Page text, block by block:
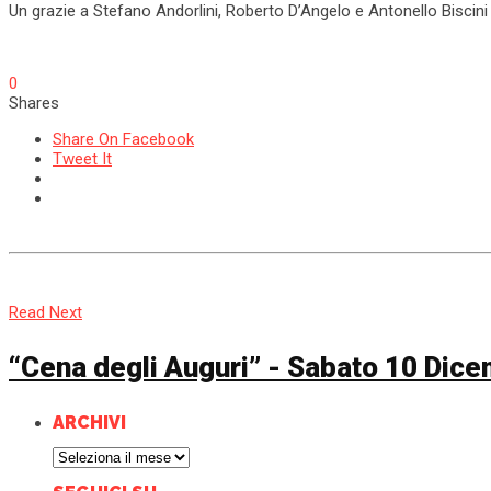
Un grazie a Stefano Andorlini, Roberto D’Angelo e Antonello Biscini
0
Shares
Share On Facebook
Tweet It
Read Next
“Cena degli Auguri” - Sabato 10
ARCHIVI
Archivi